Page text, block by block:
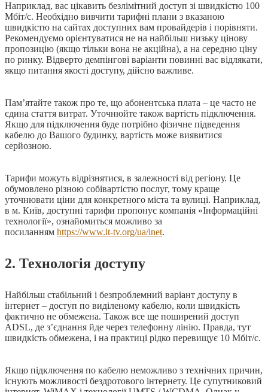
Наприклад, вас цікавить безлімітний доступ зі швидкістю 100
Мбіт/с. Необхідно вивчити тарифні плани з вказаною
швидкістю на сайтах доступних вам провайдерів і порівняти.
Рекомендуємо орієнтуватися не на найбільш низьку цінову
пропозицію (якщо тільки вона не акційна), а на середню ціну
по ринку. Відверто демпінгові варіанти повинні вас відлякати,
якщо питання якості доступу, дійсно важливе.
Пам’ятайте також про те, що абонентська плата – це часто не
єдина стаття витрат. Уточнюйте також вартість підключення.
Якщо для підключення буде потрібно фізичне підведення
кабелю до Вашого будинку, вартість може виявитися
серйозною.
Тарифи можуть відрізнятися, в залежності від регіону. Це
обумовлено різною собівартістю послуг, тому краще
уточнювати ціни для конкретного міста та вулиці. Наприклад,
в м. Київ, доступні тарифи пропонує компанія «Інформаційні
технології», ознайомиться можливо за
посиланням https://www.it-tv.org/ua/inet.
2. Технологія доступу
Найбільш стабільний і безпроблемний варіант доступу в
інтернет – доступ по виділеному кабелю, коли швидкість
фактично не обмежена. Також все ще поширений доступ
ADSL, де з’єднання йде через телефонну лінію. Правда, тут
швидкість обмежена, і на практиці рідко перевищує 10 Мбіт/с.
Якщо підключення по кабелю неможливо з технічних причин,
існують можливості бездротового інтернету. Це супутниковий